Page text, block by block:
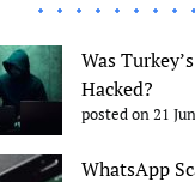
Was
Hacked?
posted on 21
WhatsApp